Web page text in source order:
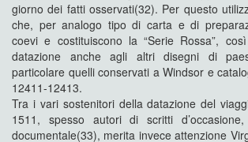
giorno dei fatti osservati(32). Per questo
che, per analogo tipo di carta e di
coevi e costituiscono la “Serie Rossa”,
datazione anche agli altri disegni di
particolare quelli conservati a Windsor e
12411-12413.
Tra i vari sostenitori della datazione del
1511, spesso autori di scritti
documentale(33), merita invece attenzione